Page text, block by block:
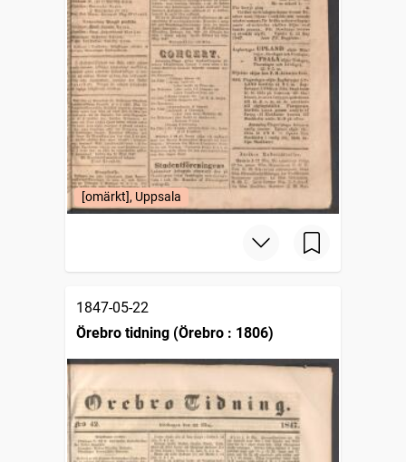
[omärkt], Uppsala
1847-05-22
Örebro tidning (Örebro : 1806)